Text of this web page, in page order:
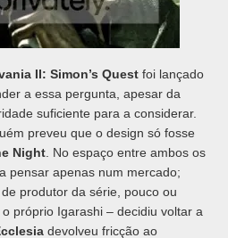
II: Simon’s Questfoi lançado
a essa pergunta, apesar da
suficiente para a considerar.
preveu que o design só fosse
Night. No espaço entre ambos os
pensar apenas num mercado;
produtor da série, pouco ou
próprio Igarashi – decidiu voltar a
devolveu fricção ao